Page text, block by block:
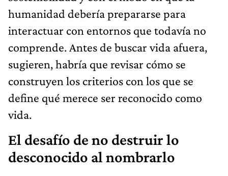
humanidad debería prepararse para
interactuar con entornos que todavía no
comprende. Antes de buscar vida afuera,
sugieren, habría que revisar cómo se
construyen los criterios con los que se
define qué merece ser reconocido como
vida.
El desafío de no destruir lo
desconocido al nombrarlo